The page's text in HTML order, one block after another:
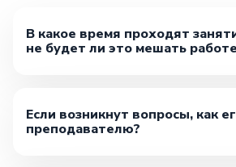
В какое время проходят
не будет ли это мешать
Если возникнут вопросы, как
преподавателю?